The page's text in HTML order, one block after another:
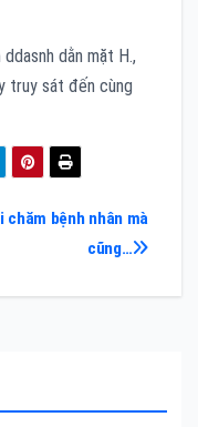
dằn mặt H.,
truy sát đến cùng
chăm bệnh nhân mà
cũng…